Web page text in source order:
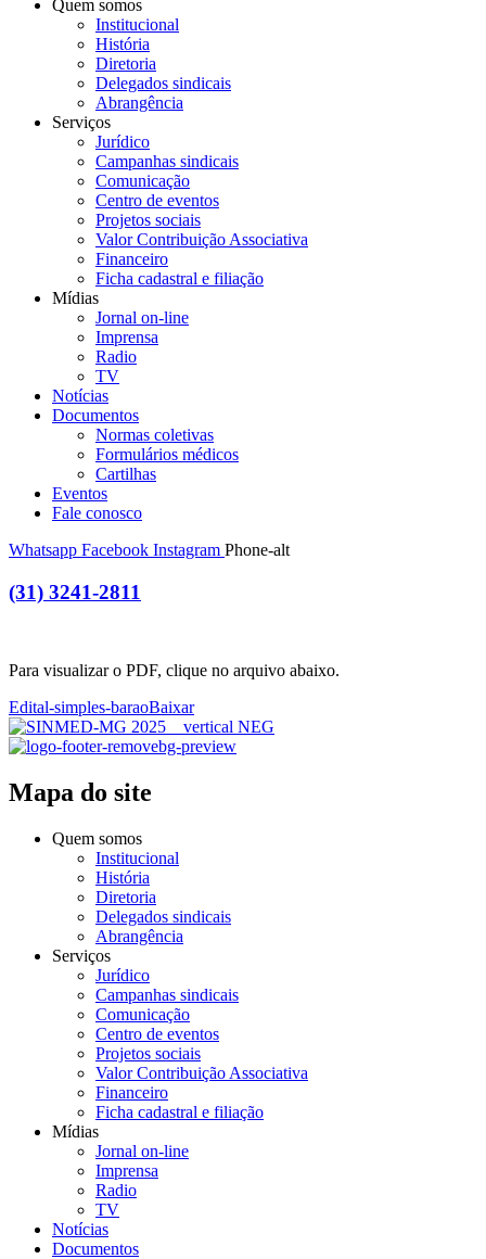
Quem somos
Institucional
História
Diretoria
Delegados sindicais
Abrangência
Serviços
Jurídico
Campanhas sindicais
Comunicação
Centro de eventos
Projetos sociais
Valor Contribuição Associativa
Financeiro
Ficha cadastral e filiação
Mídias
Jornal on-line
Imprensa
Radio
TV
Notícias
Documentos
Normas coletivas
Formulários médicos
Cartilhas
Eventos
Fale conosco
Whatsapp Facebook Instagram Phone-alt
(31) 3241-2811
Para visualizar o PDF, clique no arquivo abaixo.
Edital-simples-baraoBaixar
Mapa do site
Quem somos
Institucional
História
Diretoria
Delegados sindicais
Abrangência
Serviços
Jurídico
Campanhas sindicais
Comunicação
Centro de eventos
Projetos sociais
Valor Contribuição Associativa
Financeiro
Ficha cadastral e filiação
Mídias
Jornal on-line
Imprensa
Radio
TV
Notícias
Documentos